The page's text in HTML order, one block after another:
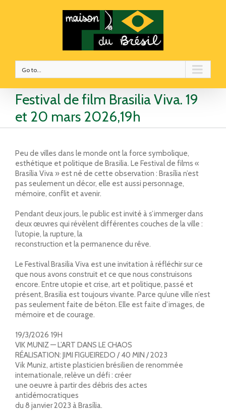
Go to...
Festival de film Brasilia Viva. 19
et 20 mars 2026,19h
Peu de villes dans le monde ont la force symbolique,
esthétique et politique de Brasilia. Le Festival de films «
Brasília Viva » est né de cette observation : Brasília n’est
pas seulement un décor, elle est aussi personnage,
mémoire, conflit et avenir.
Pendant deux jours, le public est invité à s’immerger dans
deux œuvres qui révèlent différentes couches de la ville :
l’utopie, la rupture, la
reconstruction et la permanence du rêve.
Le Festival Brasilia Viva est une invitation à réfléchir sur ce
que nous avons construit et ce que nous construisons
encore. Entre utopie et crise, art et politique, passé et
présent, Brasilia est toujours vivante. Parce qu’une ville n’est
pas seulement faite de béton. Elle est faite d’images, de
mémoire et de courage.
19/3/2026 19H
VIK MUNIZ — L’ART DANS LE CHAOS
RÉALISATION: JIMI FIGUEIREDO / 40 MIN / 2023
Vik Muniz, artiste plasticien brésilien de renommée
internationale, relève un défi : créer
une oeuvre à partir des débris des actes
antidémocratiques
du 8 janvier 2023 à Brasília.